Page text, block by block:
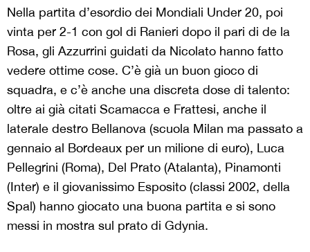
Nella partita d’esordio dei Mondiali Under 20, poi
vinta per 2-1 con gol di Ranieri dopo il pari di de la
Rosa, gli Azzurrini guidati da Nicolato hanno fatto
vedere ottime cose. C’è già un buon gioco di
squadra, e c’è anche una discreta dose di talento:
oltre ai già citati Scamacca e Frattesi, anche il
laterale destro Bellanova (scuola Milan ma passato a
gennaio al Bordeaux per un milione di euro), Luca
Pellegrini (Roma), Del Prato (Atalanta), Pinamonti
(Inter) e il giovanissimo Esposito (classi 2002, della
Spal) hanno giocato una buona partita e si sono
messi in mostra sul prato di Gdynia.